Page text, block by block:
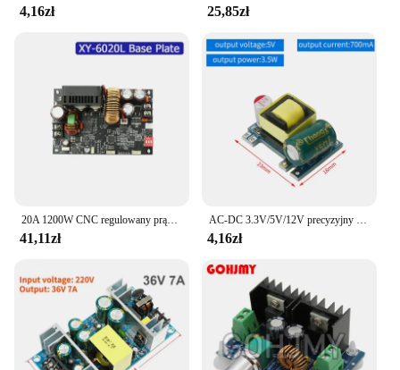
4,16zł 25,85zł
20A 1200W CNC regulowany prąd stały stabilizowany napięcie zasilania stałe napięcie płyta podstawowa zasilania i moduł obniżania prądu
41,11zł
AC-DC 3.3V/5V/12V precyzyjny konwerter Buck AC 220v do 5v DC transformator obniżający moduł zasilania 1A 12W
4,16zł